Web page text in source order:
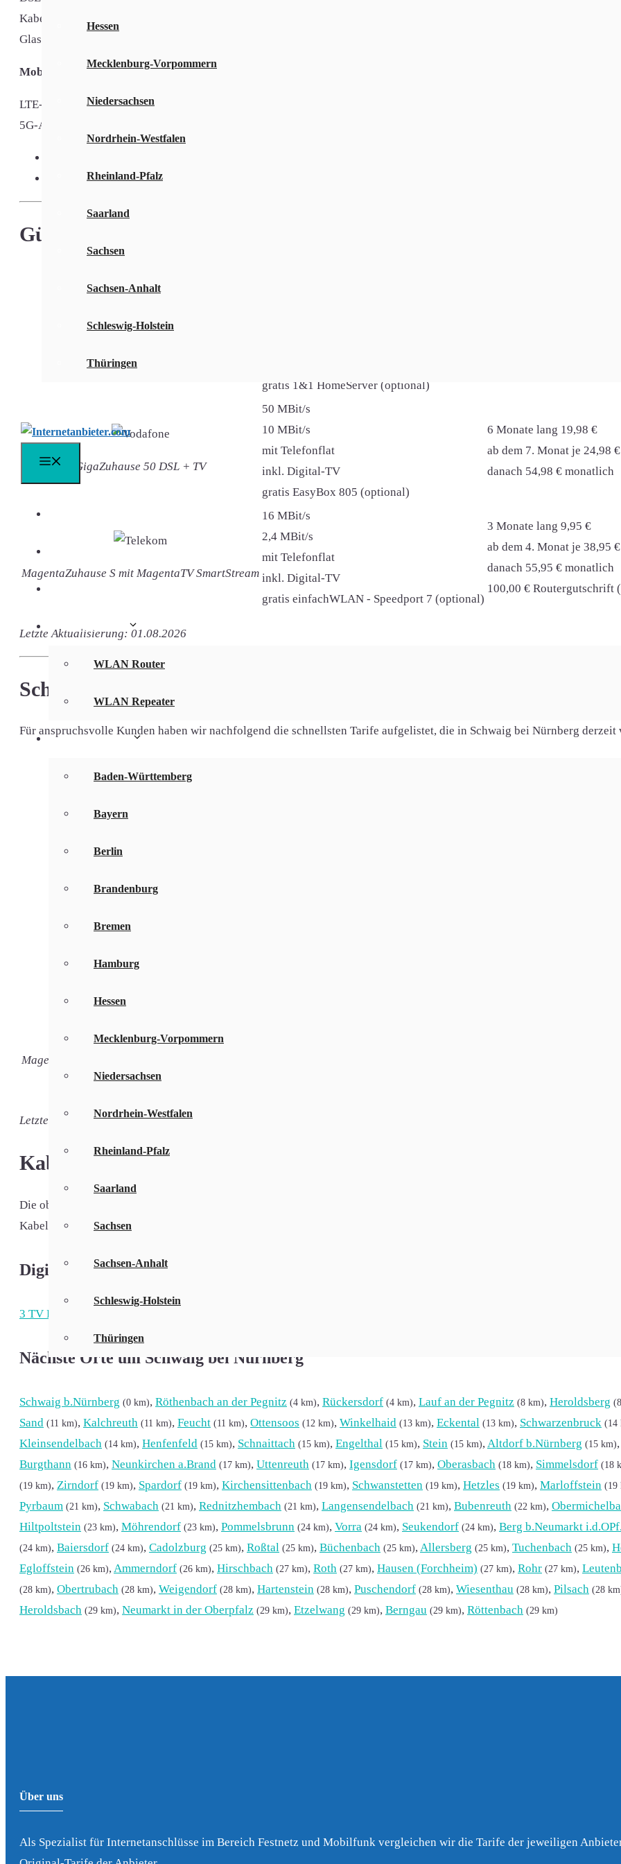
Hessen
Mecklenburg-Vorpommern
Niedersachsen
Nordrhein-Westfalen
Rheinland-Pfalz
Saarland
Sachsen
Sachsen-Anhalt
Schleswig-Holstein
Thüringen
Menü
WLAN Infos
WLAN Router
WLAN Repeater
Baden-Württemberg
Bayern
Berlin
Brandenburg
Bremen
Hamburg
Hessen
Mecklenburg-Vorpommern
Niedersachsen
Nordrhein-Westfalen
Rheinland-Pfalz
Saarland
Sachsen
Sachsen-Anhalt
Schleswig-Holstein
Thüringen
Kabel-Ausbau: 61%
Glasfaser-Ausbau: %
Mobiles Internet in Schwaig bei Nürnberg
LTE-Ausbau: 100%
5G-Ausbau: 95% (Telekom)
PLZ für Schwaig bei Nürnberg:
Günstigstes DSL Internet für Schwaig bei Nürnberg
DSL 100 mit TV
gratis 1&1 HomeServer (optional)
GigaZuhause 50 DSL + TV
50 MBit/s
10 MBit/s
mit Telefonflat
inkl. Digital-TV
gratis EasyBox 805 (optional)
6 Monate lang 19,98 €
ab dem 7. Monat je 24,98
danach 54,98 € monatlich
MagentaZuhause S mit MagentaTV SmartStream
16 MBit/s
2,4 MBit/s
mit Telefonflat
inkl. Digital-TV
gratis einfachWLAN - Speedport 7 (optional)
3 Monate lang 9,95 €
ab dem 4. Monat je 38,95
danach 55,95 € monatlich
100,00 € Routergutschrift
Letzte Aktualisierung: 01.08.2026
Schnellstes Internet für Schwaig bei Nürnberg
Für anspruchsvolle Kunden haben wir nachfolgend die schnellsten Tarife aufgelistet, die in Schwaig bei Nürnberg derzeit
DSL 100 mit TV
MagentaZuhause S mit MagentaTV SmartStream
Letzte Aktualisierung: 01.08.2026
Kabelinternet in Schwaig bei Nürnberg
Die oben genannten Tarife beinhalten nicht nur DSL und Glasfaser für Schwaig bei Nürnberg, sondern auch Kabeltarife.
Kabeltarife z. B. in Schwaig oder Behringersdorf.
Digitales Kabelfernsehen in Schwaig bei Nürnberg:
3 TV Pakete von Vodafone Kabel ab 9,99€
Nächste Orte um Schwaig bei Nürnberg
Schwaig b.Nürnberg (0 km), Röthenbach an der Pegnitz (4 km), Rückersdorf (4 km), Lauf an der Pegnitz (8 km), Heroldsberg
Sand (11 km), Kalchreuth (11 km), Feucht (11 km), Ottensoos (12 km), Winkelhaid (13 km), Eckental (13 km), Schwarzenbruck (14
Kleinsendelbach (14 km), Henfenfeld (15 km), Schnaittach (15 km), Engelthal (15 km), Stein (15 km), Altdorf b.Nürnberg (15 km),
Burgthann (16 km), Neunkirchen a.Brand (17 km), Uttenreuth (17 km), Igensdorf (17 km), Oberasbach (18 km), Simmelsdorf (18
(19 km), Zirndorf (19 km), Spardorf (19 km), Kirchensittenbach (19 km), Schwanstetten (19 km), Hetzles (19 km), Marloffstein (19
Pyrbaum (21 km), Schwabach (21 km), Rednitzhembach (21 km), Langensendelbach (21 km), Bubenreuth (22 km),
Hiltpoltstein (23 km), Möhrendorf (23 km), Pommelsbrunn (24 km), Vorra (24 km), Seukendorf (24 km), Berg b.Neumarkt i.d.OPf.
(24 km), Baiersdorf (24 km), Cadolzburg (25 km), Roßtal (25 km), Büchenbach (25 km), Allersberg (25 km), Tuchenbach (25 km),
Egloffstein (26 km), Ammerndorf (26 km), Hirschbach (27 km), Roth (27 km), Hausen (Forchheim) (27 km), Rohr (27 km),
(28 km), Obertrubach (28 km), Weigendorf (28 km), Hartenstein (28 km), Puschendorf (28 km), Wiesenthau (28 km), Pilsach (28
Heroldsbach (29 km), Neumarkt in der Oberpfalz (29 km), Etzelwang (29 km), Berngau (29 km), Röttenbach (29 km)
Über uns
Als Spezialist für Internetanschlüsse im Bereich Festnetz und Mobilfunk vergleichen wir die Tarife der jeweiligen